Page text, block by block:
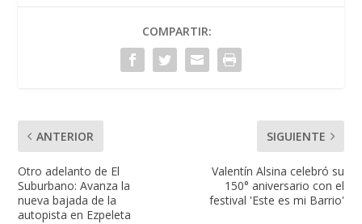
COMPARTIR:
ANTERIOR
Otro adelanto de El
Suburbano: Avanza la
nueva bajada de la
autopista en Ezpeleta
SIGUIENTE
Valentín Alsina celebró su
150° aniversario con el
festival 'Este es mi Barrio'